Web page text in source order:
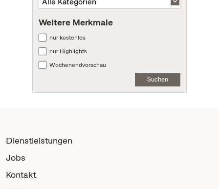
Weitere Merkmale
nur kostenlos
nur Highlights
Wochenendvorschau
Suchen
Dienstleistungen
Jobs
Kontakt